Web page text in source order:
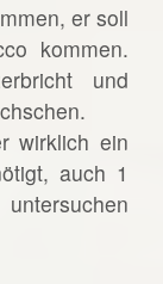
er soll
kommen.
und
wirklich ein
auch 1